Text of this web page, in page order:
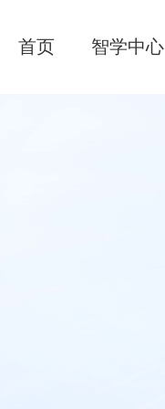
首页 智学中心